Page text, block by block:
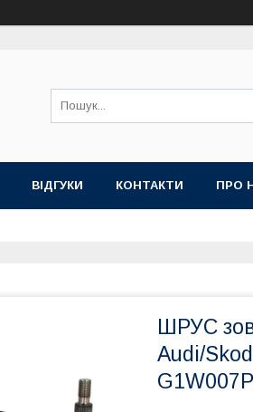
ВІДГУКИ КОНТАКТИ ПРО
ШРУС
Audi/